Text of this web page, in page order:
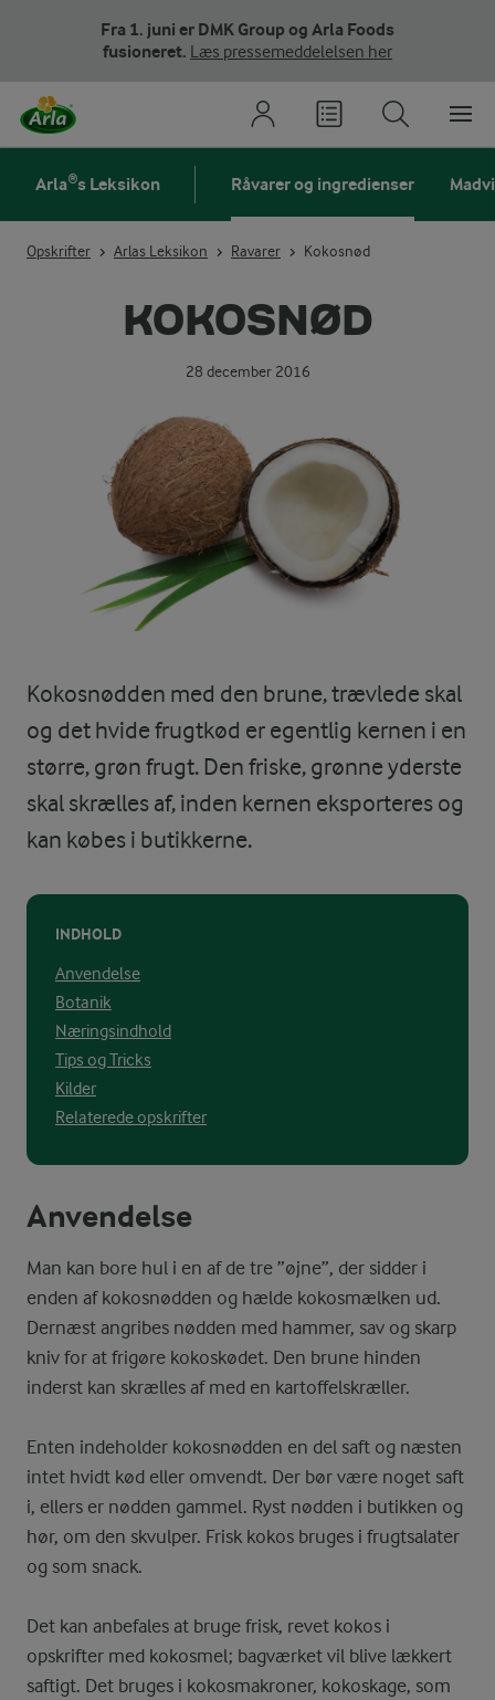
Fra 1. juni er DMK Group og Arla Foods
fusioneret. Læs pressemeddelelsen her
Arla®s Leksikon Råvarer og ingredienser
Opskrifter Arlas Leksikon Ravarer Kokosnød
KOKOSNØD
28 december 2016
Kokosnødden med den brune, trævlede skal
og det hvide frugtkød er egentlig kernen i en
større, grøn frugt. Den friske, grønne yderste
skal skrælles af, inden kernen eksporteres og
kan købes i butikkerne.
INDHOLD
Anvendelse
Botanik
Næringsindhold
Tips og Tricks
Kilder
Relaterede opskrifter
Anvendelse
Man kan bore hul i en af de tre ”øjne”, der sidder i
enden af kokosnødden og hælde kokosmælken ud.
Dernæst angribes nødden med hammer, sav og skarp
kniv for at frigøre kokoskødet. Den brune hinden
inderst kan skrælles af med en kartoffelskræller.
Enten indeholder kokosnødden en del saft og næsten
intet hvidt kød eller omvendt. Der bør være noget saft
i, ellers er nødden gammel. Ryst nødden i butikken og
hør, om den skvulper. Frisk kokos bruges i frugtsalater
og som snack.
Det kan anbefales at bruge frisk, revet kokos i
opskrifter med kokosmel; bagværket vil blive lækkert
saftigt. Det bruges i kokosmakroner, kokoskage, som